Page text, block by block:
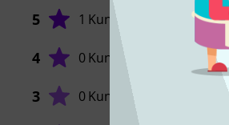
5 1 Kunde
4 0 Kunden
3 0 Kunden